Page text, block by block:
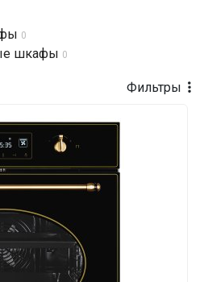
0
шкафы 0
Фильтры